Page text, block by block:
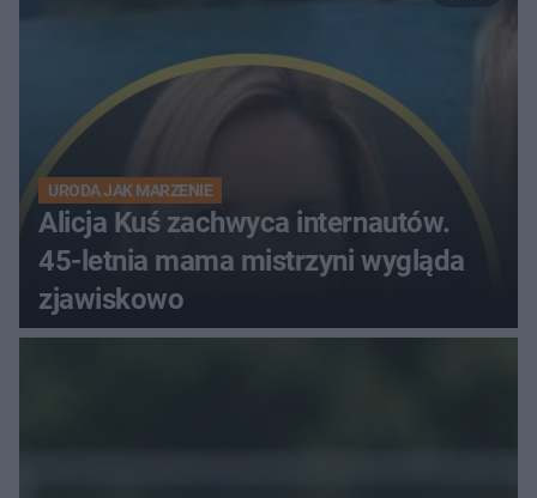
URODA JAK MARZENIE
Alicja Kuś zachwyca internautów.
45-letnia mama mistrzyni wygląda
zjawiskowo